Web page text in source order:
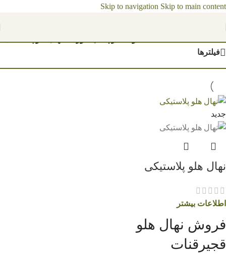
Skip to navigation Skip to main content
فیلترها
جدید
نهال هلو پلاستیکی
اطلاعات بیشتر
فروش نهال هلو
قجیرقنات